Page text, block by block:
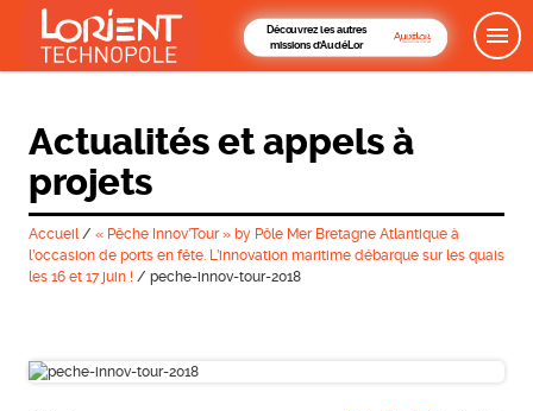
Découvrez les autres
missions d'AudéLor
Actualités et appels à
projets
Accueil/ « Pêche Innov’Tour » by Pôle Mer Bretagne Atlantique à
l’occasion de ports en fête. L’innovation maritime débarque sur les quais
les 16 et 17 juin ! / peche-innov-tour-2018